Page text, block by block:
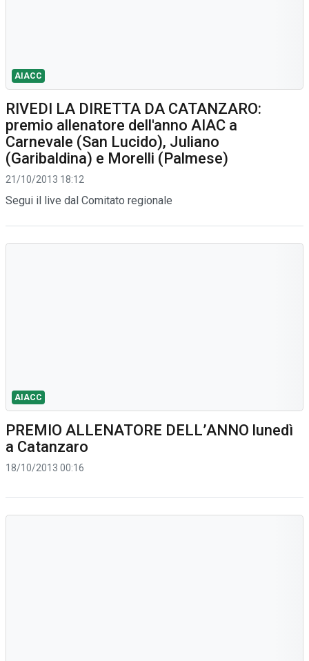
AIACC
RIVEDI LA DIRETTA DA CATANZARO:
premio allenatore dell'anno AIAC a
Carnevale (San Lucido), Juliano
(Garibaldina) e Morelli (Palmese)
21/10/2013 18:12
Segui il live dal Comitato regionale
AIACC
PREMIO ALLENATORE DELL’ANNO lunedì
a Catanzaro
18/10/2013 00:16